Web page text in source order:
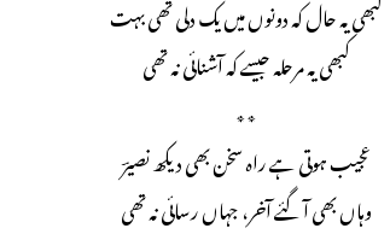
کبھی یہ حال کہ دونوں میں یک دلی تھی بہت
کبھی یہ مرحلہ جیسے کہ آشنائی نہ تھی
٭٭
عجیب ہوتی ہے راہ سخن بھی دیکھ نصیرؔ
وہاں بھی آ گئے آخر، جہاں رسائی نہ تھی